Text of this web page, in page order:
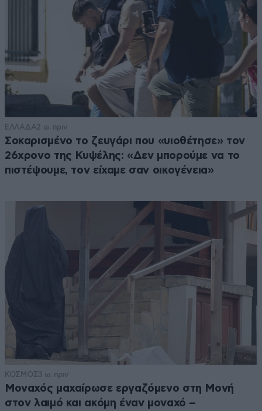
ΕΛΛΑΔΑ2 ω. πριν
Σοκαρισμένο το ζευγάρι που «υιοθέτησε» τον
26χρονο της Κυψέλης: «Δεν μπορούμε να το
πιστέψουμε, τον είχαμε σαν οικογένεια»
ΚΟΣΜΟΣ3 ω. πριν
Μοναχός μαχαίρωσε εργαζόμενο στη Μονή
στον λαιμό και ακόμη έναν μοναχό –